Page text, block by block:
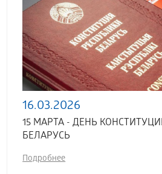
16.03.2026
15 МАРТА - ДЕНЬ
БЕЛАРУСЬ
Подробнее